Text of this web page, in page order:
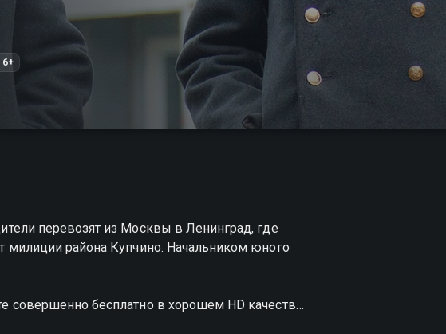
перевозят из Москвы в Ленинград, где
милиции района Купчино. Начальником юного
совершенно бесплатно в хорошем HD качестве